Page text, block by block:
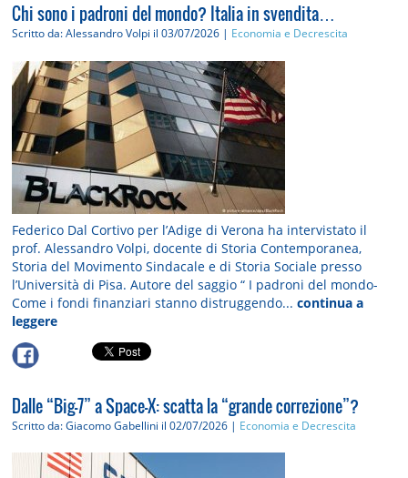
Chi sono i padroni del mondo? Italia in svendita…
Scritto da: Alessandro Volpi il 03/07/2026 | Economia e Decrescita
Federico Dal Cortivo per l’Adige di Verona ha intervistato il
prof. Alessandro Volpi, docente di Storia Contemporanea,
Storia del Movimento Sindacale e di Storia Sociale presso
l’Università di Pisa. Autore del saggio “ I padroni del mondo-
Come i fondi finanziari stanno distruggendo...continua a
leggere
Dalle “Big-7” a Space-X: scatta la “grande correzione”?
Scritto da: Giacomo Gabellini il 02/07/2026 | Economia e Decrescita